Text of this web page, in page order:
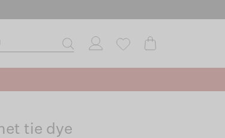
tie dye